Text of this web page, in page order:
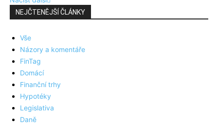
NEJČTENĚJŠÍ ČLÁNKY
Vše
Názory a komentáře
FinTag
Domácí
Finanční trhy
Hypotéky
Legislativa
Daně